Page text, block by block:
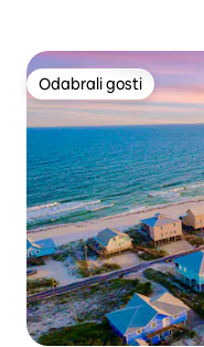
Odabrali gosti
Odabrali gosti